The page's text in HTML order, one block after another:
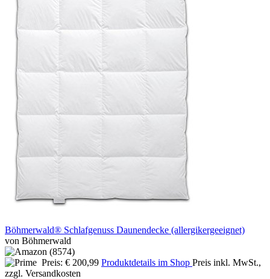
Böhmerwald® Schlafgenuss Daunendecke (allergikergeeignet)
von Böhmerwald
Preis: € 200,99 Produktdetails im Shop Preis inkl. MwSt.,
zzgl. Versandkosten